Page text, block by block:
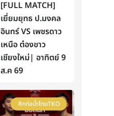
[FULL MATCH]
เยี่ยมยุทธ ป.มงคล
อินทร์ VS เพชรดาว
เหนือ ต๋องขาว
เชียงใหม่| อาทิตย์ 9
ส.ค 69
ศึกท่อน้ำไทยTKO